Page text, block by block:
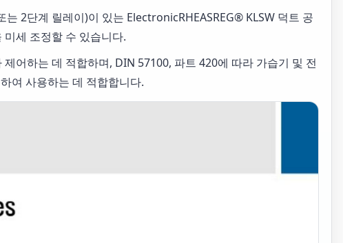
2단계 릴레이)이 있는 ElectronicRHEASREG® KLSW 덕트 공
세 조정할 수 있습니다.
어하는 데 적합하며, DIN 57100, 파트 420에 따라 가습기 및 전
여 사용하는 데 적합합니다.